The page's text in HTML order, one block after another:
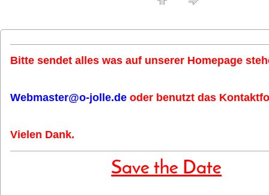
Bitte sendet alles was auf unserer Homepage
Webmaster@o-jolle.de oder benutzt das
Vielen Dank.
Save the Date